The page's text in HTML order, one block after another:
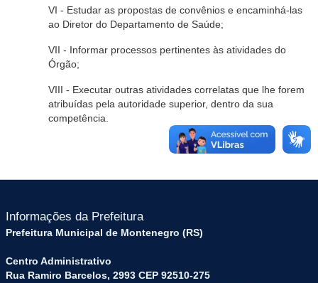
VI - Estudar as propostas de convênios e encaminhá-las
ao Diretor do Departamento de Saúde;
VII - Informar processos pertinentes às atividades do
Órgão;
VIII - Executar outras atividades correlatas que lhe forem
atribuídas pela autoridade superior, dentro da sua
competência.
Informações da Prefeitura
Prefeitura Municipal de Montenegro (RS)
Centro Administrativo
Rua Ramiro Barcelos, 2993 CEP 92510-275